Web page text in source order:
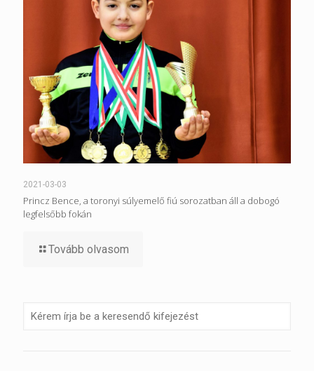
2021-03-03
Princz Bence, a toronyi súlyemelő fiú sorozatban áll a dobogó
legfelsőbb fokán
Tovább olvasom